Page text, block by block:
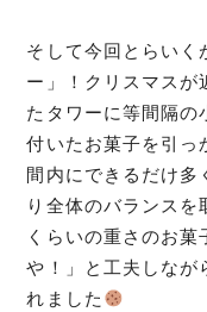
そして今回とらいく
ー」！クリスマスが
たタワーに等間隔の
付いたお菓子を引っ
間内にできるだけ多
り全体のバランス
くらいの重さのお
や！」と工夫しなが
れました